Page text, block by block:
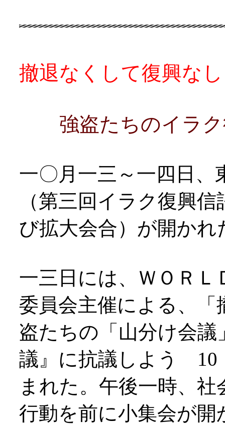
撤退なくして復興なし
強盗たちのイラク
一〇月一三～一四日、
（第三回イラク復興
び拡大会合）が開かれ
一三日には、ＷＯＲ
委員会主催による、
盗たちの「山分け会
議』に抗議しよう 10
まれた。午後一時、
行動を前に小集会が開